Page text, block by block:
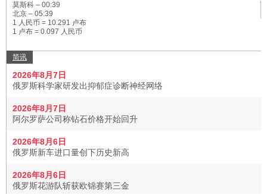
莫斯科 – 00:39
北京 – 05:39
1 人民币 = 10.291 卢布
1 卢布 = 0.097 人民币
简讯
2026年8月7日
俄罗斯科学家研发出抑郁症诊断神经网络
2026年8月7日
阿尔罗萨公司称钻石价格开始回升
2026年8月6日
俄罗斯新车进口量创下历史新高
2026年8月6日
俄罗斯花游队斩获欧锦赛第三金